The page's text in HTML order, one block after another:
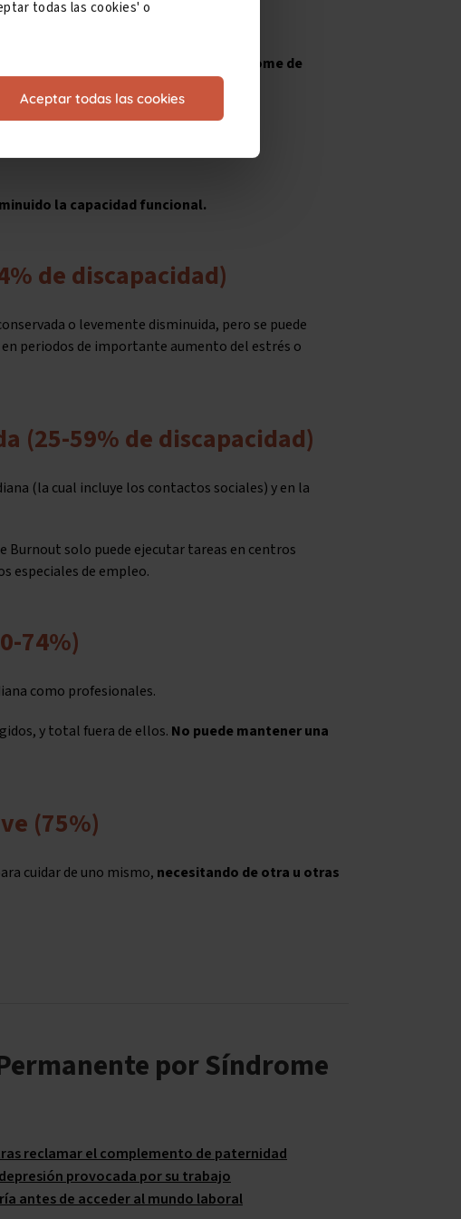
todas las cookies' o
Aceptar todas las cookies
discapacidad por Síndrome de
la capacidad funcional.
de discapacidad)
o levemente disminuida, pero se puede
periodos de importante aumento del estrés o
(25-59% de discapacidad)
(la cual incluye los contactos sociales) y en la
Burnout solo puede ejecutar tareas en centros
especiales de empleo.
74%)
como profesionales.
y total fuera de ellos. No puede mantener una
(75%)
cuidar de uno mismo, necesitando de otra u otras
por Síndrome
reclamar el complemento de paternidad
provocada por su trabajo
antes de acceder al mundo laboral